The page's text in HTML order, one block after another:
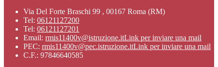
Via Del Forte Braschi 99 , 00167 Roma (RM)
Tel: 06121127200
Tel: 06121127201
Email: rmis11400v@istruzione.itLink per inviare una mail
PEC: rmis11400v@pec.istruzione.itLink per inviare una mail
C.F.: 97846640585